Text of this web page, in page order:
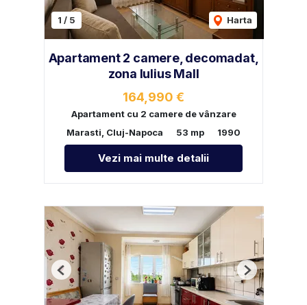
1 / 5 Harta
Apartament 2 camere, decomadat,
zona Iulius Mall
164,990 €
Apartament cu 2 camere de vânzare
Marasti, Cluj-Napoca
53 mp 1990
Vezi mai multe detalii
Previous Next